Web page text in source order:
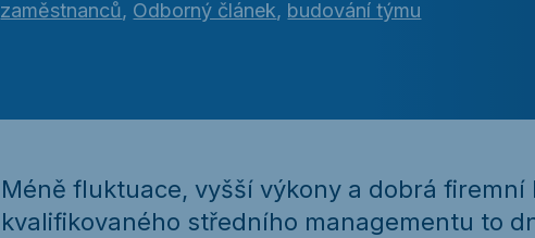
zaměstnanců, Odborný článek, budování týmu
Méně fluktuace, vyšší výkony a dobrá firemní
kvalifikovaného středního managementu to